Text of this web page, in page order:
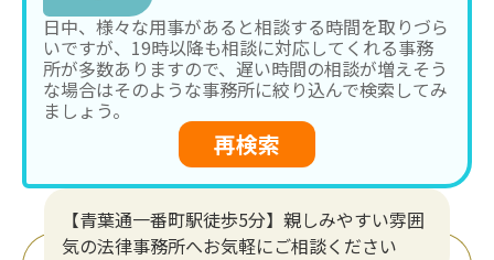
日中、様々な用事があると相談する時間を取りづら
いですが、19時以降も相談に対応してくれる事務
所が多数ありますので、遅い時間の相談が増えそう
な場合はそのような事務所に絞り込んで検索してみ
ましょう。
再検索
【青葉通一番町駅徒歩5分】親しみやすい雰囲
気の法律事務所へお気軽にご相談ください